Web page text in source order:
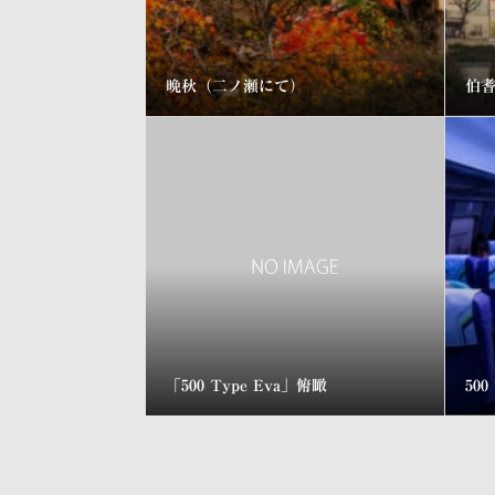
晩秋（二ノ瀬にて） 伯
「500 Type Eva」俯瞰 500